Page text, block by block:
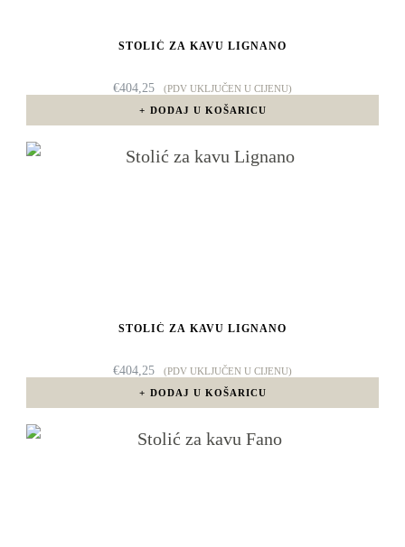
STOLIĆ ZA KAVU LIGNANO
€404,25
(PDV UKLJUČEN U CIJENU)
DODAJ U KOŠARICU
STOLIĆ ZA KAVU LIGNANO
€404,25
(PDV UKLJUČEN U CIJENU)
DODAJ U KOŠARICU